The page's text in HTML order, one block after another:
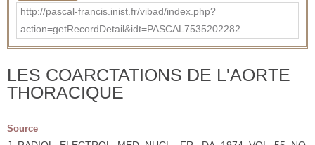
http://pascal-francis.inist.fr/vibad/index.php?
action=getRecordDetail&idt=PASCAL7535202282
LES COARCTATIONS DE L'AORTE
THORACIQUE
Source